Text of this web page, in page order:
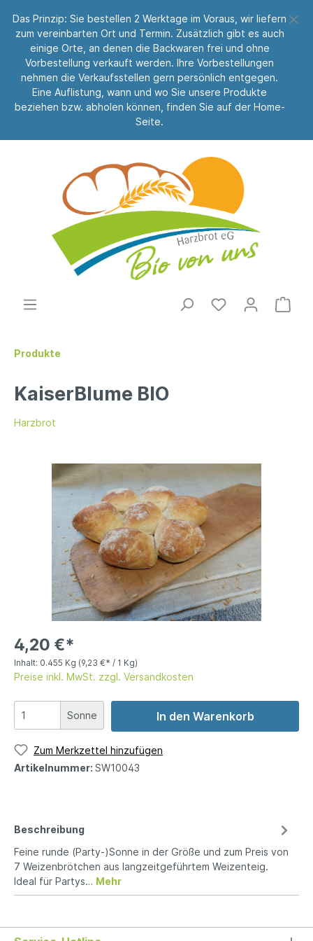
Das Prinzip: Sie bestellen 2 Werktage im Voraus, wir liefern
zum vereinbarten Ort und Termin. Zusätzlich gibt es auch
einige Orte, an denen die Backwaren frei und ohne
Vorbestellung verkauft werden. Ihre Vorbestellungen
nehmen die Verkaufsstellen gern persönlich entgegen.
Eine Auflistung, wann und wo Sie unsere Produkte
beziehen bzw. abholen können, finden Sie auf der Home-
Seite.
Produkte
KaiserBlume BIO
Harzbrot
4,20 €*
Inhalt: 0.455 Kg (9,23 €* / 1 Kg)
Preise inkl. MwSt. zzgl. Versandkosten
Sonne In den Warenkorb
Zum Merkzettel hinzufügen
Artikelnummer: SW10043
Beschreibung
Feine runde (Party-)Sonne in der Größe und zum Preis von
7 Weizenbrötchen aus langzeitgeführtem Weizenteig.
Ideal für Partys… Mehr